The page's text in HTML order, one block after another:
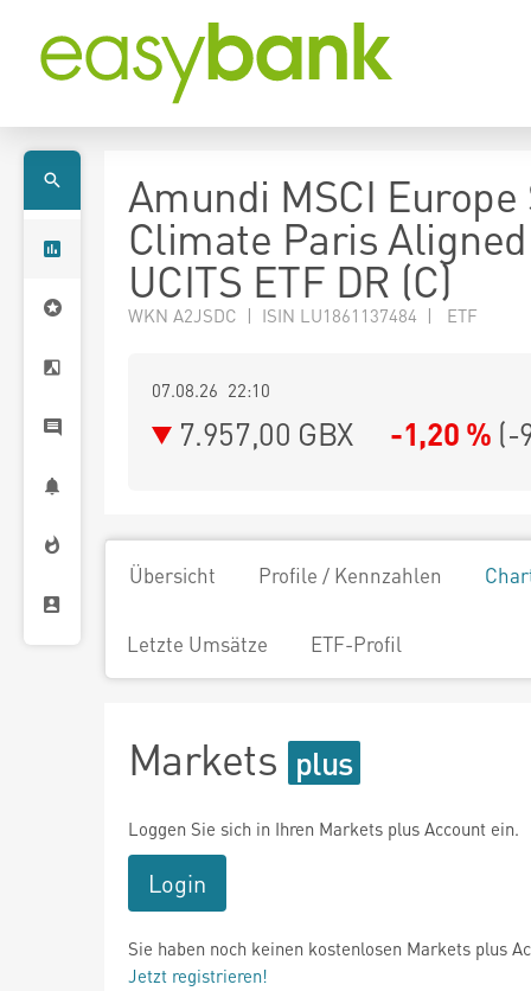
Amundi MSCI Europe
Climate Paris
UCITS ETF DR (C)
WKN A2JSDC | ISIN LU1861137484 | ETF
07.08.26 22:10
7.957,00 GBX -1,20 % (-
Übersicht Profile / Kennzahlen
Letzte Umsätze ETF-Profil
Markets
Loggen Sie sich in Ihren Markets plus Account ein.
Login
Sie haben noch keinen kostenlosen Markets plus
Jetzt registrieren!